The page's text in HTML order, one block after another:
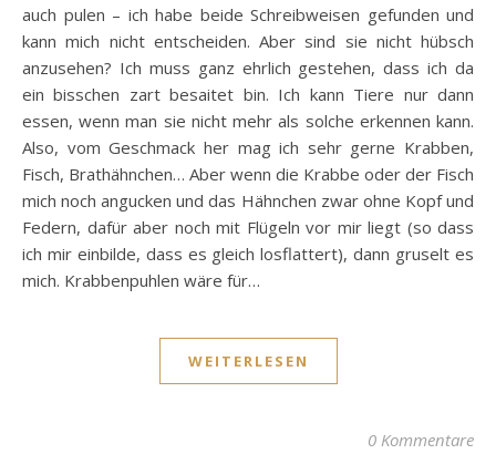
auch pulen – ich habe beide Schreibweisen gefunden und
kann mich nicht entscheiden. Aber sind sie nicht hübsch
anzusehen? Ich muss ganz ehrlich gestehen, dass ich da
ein bisschen zart besaitet bin. Ich kann Tiere nur dann
essen, wenn man sie nicht mehr als solche erkennen kann.
Also, vom Geschmack her mag ich sehr gerne Krabben,
Fisch, Brathähnchen… Aber wenn die Krabbe oder der Fisch
mich noch angucken und das Hähnchen zwar ohne Kopf und
Federn, dafür aber noch mit Flügeln vor mir liegt (so dass
ich mir einbilde, dass es gleich losflattert), dann gruselt es
mich. Krabbenpuhlen wäre für…
WEITERLESEN
0 Kommentare